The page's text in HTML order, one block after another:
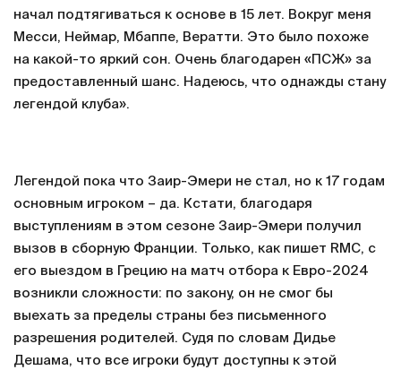
начал подтягиваться к основе в 15 лет. Вокруг меня
Месси, Неймар, Мбаппе, Вератти. Это было похоже
на какой-то яркий сон. Очень благодарен «ПСЖ» за
предоставленный шанс. Надеюсь, что однажды стану
легендой клуба».
Легендой пока что Заир-Эмери не стал, но к 17 годам
основным игроком – да. Кстати, благодаря
выступлениям в этом сезоне Заир-Эмери получил
вызов в сборную Франции. Только, как пишет RMC, с
его выездом в Грецию на матч отбора к Евро-2024
возникли сложности: по закону, он не смог бы
выехать за пределы страны без письменного
разрешения родителей. Судя по словам Дидье
Дешама, что все игроки будут доступны к этой